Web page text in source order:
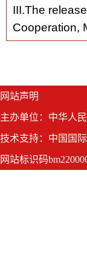
III.The
Cooperation,
网站声明
主办单位：中华人
技术支持：中国国
网站标识码